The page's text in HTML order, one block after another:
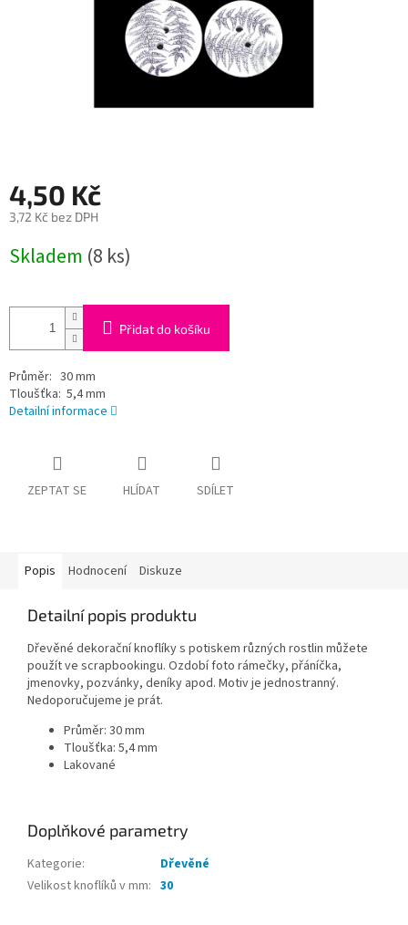
4,50 Kč
3,72 Kč bez DPH
cena:
Skladem (8 ks)
Přidat do košíku
Průměr: 30 mm
Tloušťka: 5,4 mm
Detailní informace
ZEPTAT SE HLÍDAT SDÍLET
Popis Hodnocení Diskuze
Detailní popis produktu
Dřevěné dekorační knoflíky s potiskem různých rostlin můžete
použít ve scrapbookingu. Ozdobí foto rámečky, přáníčka,
jmenovky, pozvánky, deníky apod. Motiv je jednostranný.
Nedoporučujeme je prát.
Průměr: 30 mm
Tloušťka: 5,4 mm
Lakované
Doplňkové parametry
Kategorie:
Dřevěné
Velikost knoflíků v mm: 30